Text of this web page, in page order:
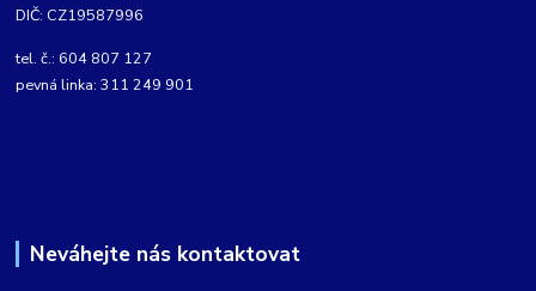
DIČ: CZ19587996
tel. č.: 604 807 127
pevná linka: 311 249 901
Neváhejte nás kontaktovat